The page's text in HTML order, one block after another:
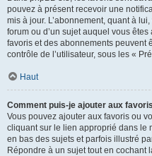
pouvez à présent recevoir une
mis à jour. L’abonnement, quant à
forum ou d’un sujet auquel vous
favoris et des abonnements peuvent
contrôle de l’utilisateur, sous les «
Haut
Comment puis-je ajouter aux
Vous pouvez ajouter aux favoris ou
cliquant sur le lien approprié dans le
en bas des sujets et parfois illustré
Répondre à un sujet tout en cochant